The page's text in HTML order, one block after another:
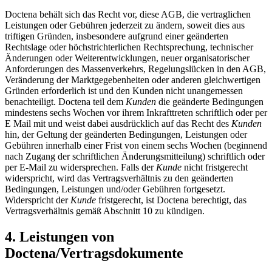
Doctena behält sich das Recht vor, diese AGB, die vertraglichen
Leistungen oder Gebühren jederzeit zu ändern, soweit dies aus
triftigen Gründen, insbesondere aufgrund einer geänderten
Rechtslage oder höchstrichterlichen Rechtsprechung, technischer
Änderungen oder Weiterentwicklungen, neuer organisatorischer
Anforderungen des Massenverkehrs, Regelungslücken in den AGB,
Veränderung der Marktgegebenheiten oder anderen gleichwertigen
Gründen erforderlich ist und den Kunden nicht unangemessen
benachteiligt. Doctena teil dem Kunden die geänderte Bedingungen
mindestens sechs Wochen vor ihrem Inkrafttreten schriftlich oder per
E Mail mit und weist dabei ausdrücklich auf das Recht des Kunden
hin, der Geltung der geänderten Bedingungen, Leistungen oder
Gebühren innerhalb einer Frist von einem sechs Wochen (beginnend
nach Zugang der schriftlichen Änderungsmitteilung) schriftlich oder
per E-Mail zu widersprechen. Falls der Kunde nicht fristgerecht
widerspricht, wird das Vertragsverhältnis zu den geänderten
Bedingungen, Leistungen und/oder Gebühren fortgesetzt.
Widerspricht der Kunde fristgerecht, ist Doctena berechtigt, das
Vertragsverhältnis gemäß Abschnitt 10 zu kündigen.
4. Leistungen von
Doctena/Vertragsdokumente